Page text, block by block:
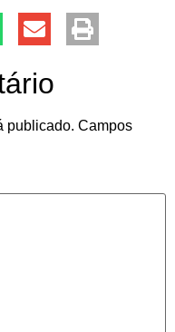
publicado. Campos